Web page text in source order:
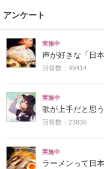
アンケート
実施中
声が好きな「日
回答数：49414
実施中
歌が上手だと思
回答数：23836
実施中
ラーメンって日